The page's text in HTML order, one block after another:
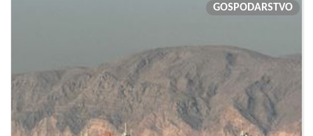
GOSPODARSTVO